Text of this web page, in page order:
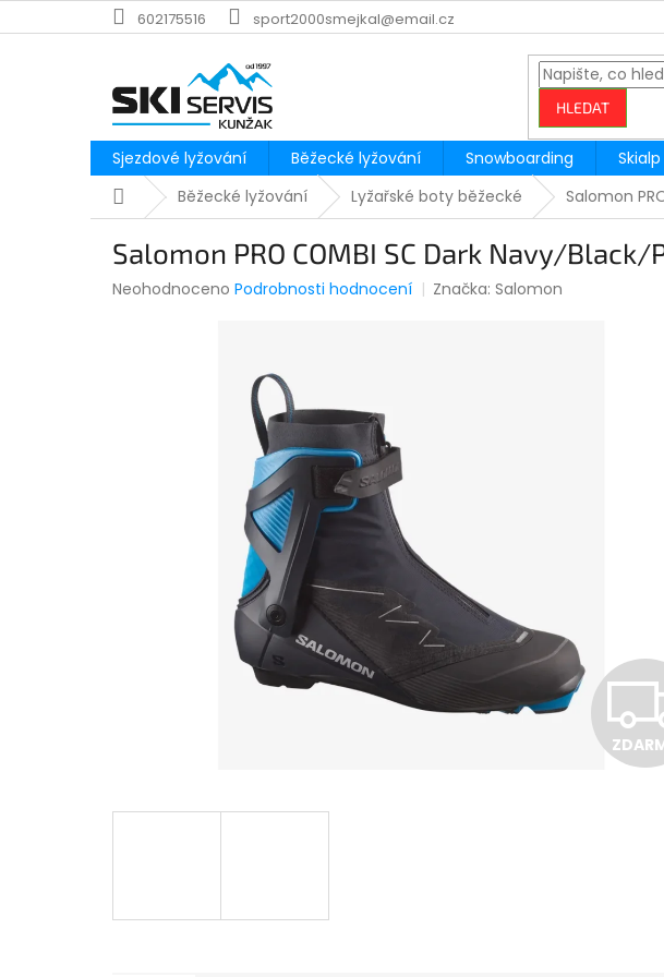
na
602175516 sport2000smejkal@email.cz
HLEDAT
Sjezdové lyžování Běžecké lyžování Snowboarding Skialp
DomůBěžecké lyžování Lyžařské boty běžecké Salomon
Salomon PRO COMBI SC Dark Navy/
Průměrné
Neohodnoceno Podrobnosti hodnocení Značka:Salomon